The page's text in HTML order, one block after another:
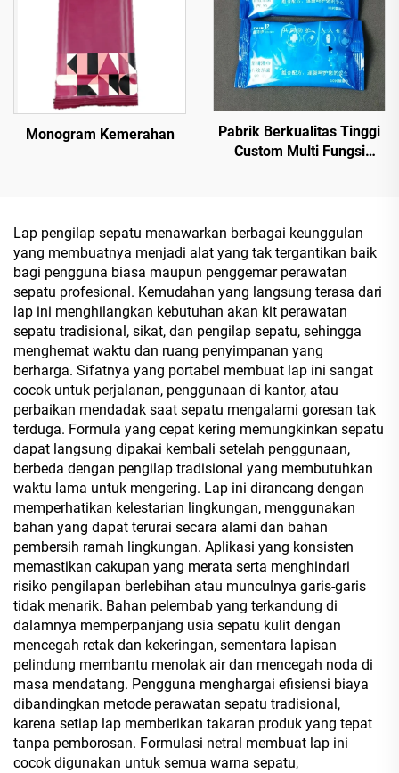
Monogram Kemerahan
Pabrik Berkualitas Tinggi
Custom Multi Fungsi
Mencapai 99,9%
Lap pengilap sepatu menawarkan berbagai keunggulan
yang membuatnya menjadi alat yang tak tergantikan baik
bagi pengguna biasa maupun penggemar perawatan
sepatu profesional. Kemudahan yang langsung terasa dari
lap ini menghilangkan kebutuhan akan kit perawatan
sepatu tradisional, sikat, dan pengilap sepatu, sehingga
menghemat waktu dan ruang penyimpanan yang
berharga. Sifatnya yang portabel membuat lap ini sangat
cocok untuk perjalanan, penggunaan di kantor, atau
perbaikan mendadak saat sepatu mengalami goresan tak
terduga. Formula yang cepat kering memungkinkan sepatu
dapat langsung dipakai kembali setelah penggunaan,
berbeda dengan pengilap tradisional yang membutuhkan
waktu lama untuk mengering. Lap ini dirancang dengan
memperhatikan kelestarian lingkungan, menggunakan
bahan yang dapat terurai secara alami dan bahan
pembersih ramah lingkungan. Aplikasi yang konsisten
memastikan cakupan yang merata serta menghindari
risiko pengilapan berlebihan atau munculnya garis-garis
tidak menarik. Bahan pelembab yang terkandung di
dalamnya memperpanjang usia sepatu kulit dengan
mencegah retak dan kekeringan, sementara lapisan
pelindung membantu menolak air dan mencegah noda di
masa mendatang. Pengguna menghargai efisiensi biaya
dibandingkan metode perawatan sepatu tradisional,
karena setiap lap memberikan takaran produk yang tepat
tanpa pemborosan. Formulasi netral membuat lap ini
cocok digunakan untuk semua warna sepatu,